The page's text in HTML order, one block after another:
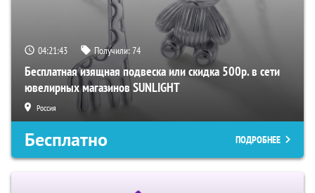
04:21:42 Получили:74
Бесплатная изящная подвеска или скидка 500р. в сети
ювелирных магазинов SUNLIGHT
Россия
Бесплатно ПОДРОБНЕЕ